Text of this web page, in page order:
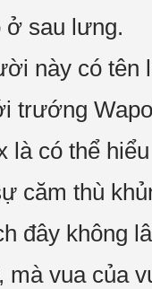
ở sau lưng.
này có tên
trướng
là có thể
căm thù
đây không
mà vua của